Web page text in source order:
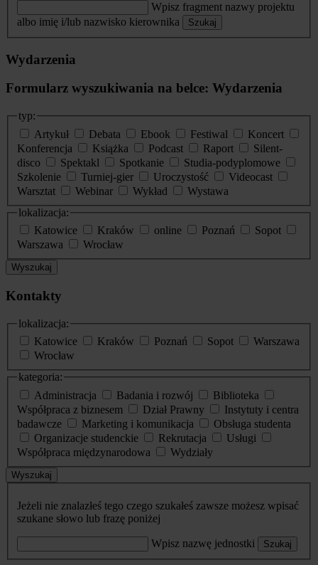
Wpisz fragment nazwy projektu
albo imię i/lub nazwisko kierownika
Szukaj
Wydarzenia
Formularz wyszukiwania na belce: Wydarzenia
typ:
Artykuł
Debata Ebook Festiwal
Koncert
Konferencja
Książka Podcast Raport
Silent-
disco
Spektakl Spotkanie
Studia-podyplomowe
Szkolenie
Turniej-gier Uroczystość
Videocast
Warsztat
Webinar Wykład
Wystawa
lokalizacja:
Katowice
Kraków online Poznań
Sopot
Warszawa
Wrocław
Wyszukaj
Kontakty
lokalizacja:
Katowice
Kraków Poznań Sopot
Warszawa
Wrocław
kategoria:
Administracja
Badania i rozwój
Biblioteka
Współpraca z biznesem
Dział Prawny
Instytuty i centra
badawcze
Marketing i komunikacja
Obsługa studenta
Organizacje studenckie
Rekrutacja
Usługi
Współpraca międzynarodowa
Wydziały
Wyszukaj
Jeżeli nie znalazłeś tego czego szukałeś zawsze możesz wpisać
szukane słowo lub frazę poniżej
Wpisz nazwę jednostki Szukaj